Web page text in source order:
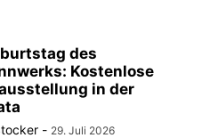
des
Kostenlose
in der
- 29. Juli 2026